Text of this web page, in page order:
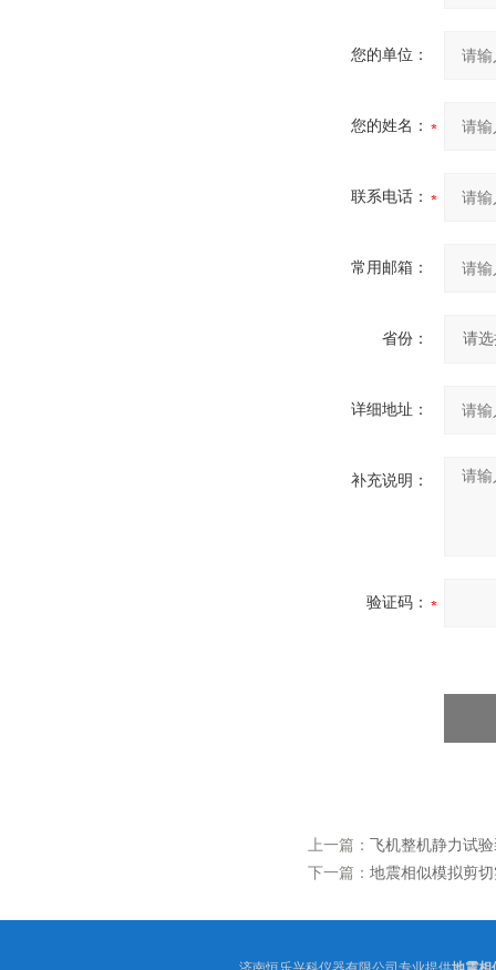
您的单位：
您的姓名：
联系电话：
常用邮箱：
省份：
详细地址：
补充说明：
验证码：
上一篇：
飞机整机静力试
下一篇： 地震相似模拟剪